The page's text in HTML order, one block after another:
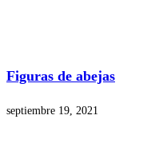
Figuras de abejas
septiembre 19, 2021